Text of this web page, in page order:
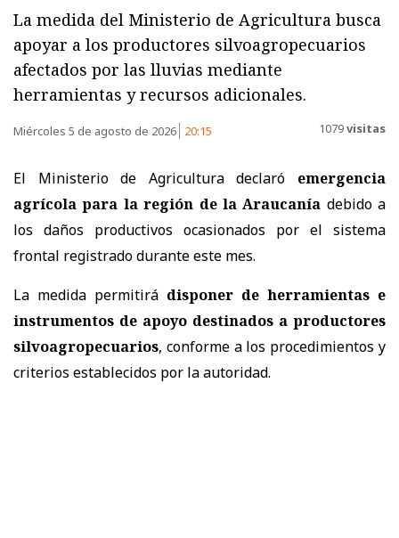
La medida del Ministerio de Agricultura busca
apoyar a los productores silvoagropecuarios
afectados por las lluvias mediante
herramientas y recursos adicionales.
Miércoles 5 de agosto de 2026 20:15 1079visitas
El Ministerio de Agricultura declaró emergencia
agrícola para la región de la Araucanía debido a
los daños productivos ocasionados por el sistema
frontal registrado durante este mes.
La medida permitirá disponer de herramientas e
instrumentos de apoyo destinados a productores
silvoagropecuarios, conforme a los procedimientos y
criterios establecidos por la autoridad.